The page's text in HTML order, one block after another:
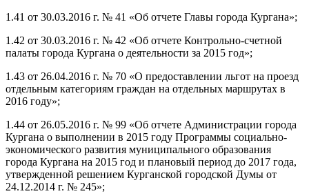
1.41 от 30.03.2016 г. № 41 «Об отчете Главы города Кургана»;
1.42 от 30.03.2016 г. № 42 «Об отчете Контрольно-счетной
палаты города Кургана о деятельности за 2015 год»;
1.43 от 26.04.2016 г. № 70 «О предоставлении льгот на проезд
отдельным категориям граждан на отдельных маршрутах в
2016 году»;
1.44 от 26.05.2016 г. № 99 «Об отчете Администрации города
Кургана о выполнении в 2015 году Программы социально-
экономического развития муниципального образования
города Кургана на 2015 год и плановый период до 2017 года,
утвержденной решением Курганской городской Думы от
24.12.2014 г. № 245»;